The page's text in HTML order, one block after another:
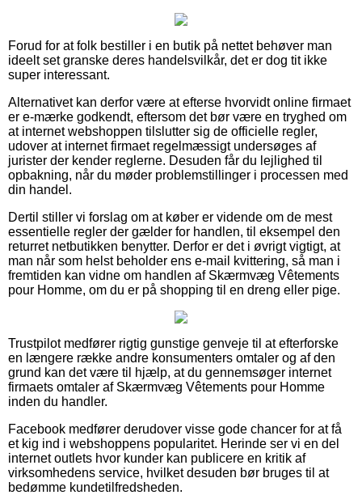
Forud for at folk bestiller i en butik på nettet behøver man
ideelt set granske deres handelsvilkår, det er dog tit ikke
super interessant.
Alternativet kan derfor være at efterse hvorvidt online firmaet
er e-mærke godkendt, eftersom det bør være en tryghed om
at internet webshoppen tilslutter sig de officielle regler,
udover at internet firmaet regelmæssigt undersøges af
jurister der kender reglerne. Desuden får du lejlighed til
opbakning, når du møder problemstillinger i processen med
din handel.
Dertil stiller vi forslag om at køber er vidende om de mest
essentielle regler der gælder for handlen, til eksempel den
returret netbutikken benytter. Derfor er det i øvrigt vigtigt, at
man når som helst beholder ens e-mail kvittering, så man i
fremtiden kan vidne om handlen af Skærmvæg Vêtements
pour Homme, om du er på shopping til en dreng eller pige.
Trustpilot medfører rigtig gunstige genveje til at efterforske
en længere række andre konsumenters omtaler og af den
grund kan det være til hjælp, at du gennemsøger internet
firmaets omtaler af Skærmvæg Vêtements pour Homme
inden du handler.
Facebook medfører derudover visse gode chancer for at få
et kig ind i webshoppens popularitet. Herinde ser vi en del
internet outlets hvor kunder kan publicere en kritik af
virksomhedens service, hvilket desuden bør bruges til at
bedømme kundetilfredsheden.